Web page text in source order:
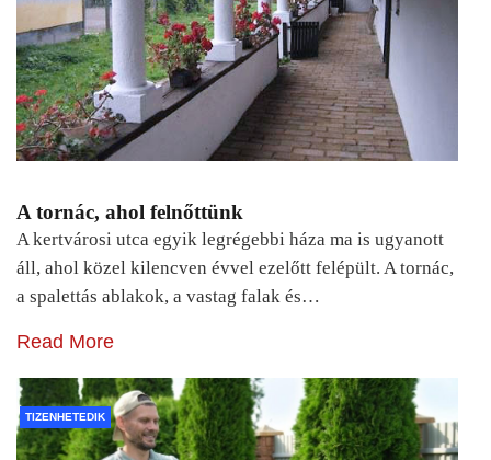
A tornác, ahol felnőttünk
A kertvárosi utca egyik legrégebbi háza ma is ugyanott
áll, ahol közel kilencven évvel ezelőtt felépült. A tornác,
a spalettás ablakok, a vastag falak és…
Read More
TIZENHETEDIK